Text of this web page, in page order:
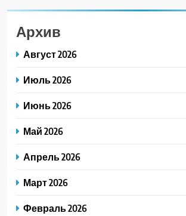
Архив
Август 2026
Июль 2026
Июнь 2026
Май 2026
Апрель 2026
Март 2026
Февраль 2026